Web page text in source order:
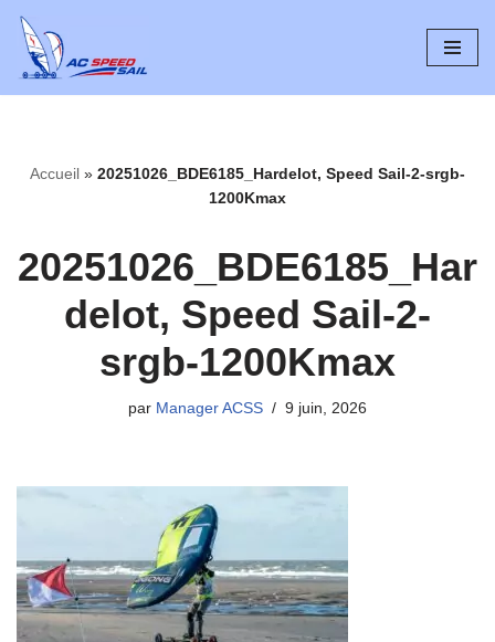
Aller
au
Accueil » 20251026_BDE6185_Hardelot, Speed Sail-2-srgb-
1200Kmax
20251026_BDE6185_Har
delot, Speed Sail-2-
srgb-1200Kmax
par Manager ACSS 9 juin, 2026